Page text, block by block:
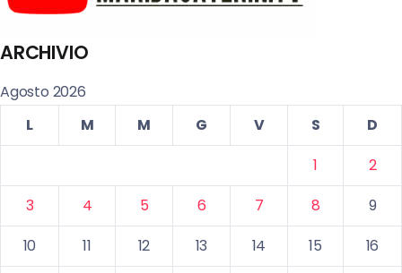
ARCHIVIO
Agosto 2026
L
M M G V S
D
1
2
3
4 5 6 7 8
9
10
11 12 13 14 15
16